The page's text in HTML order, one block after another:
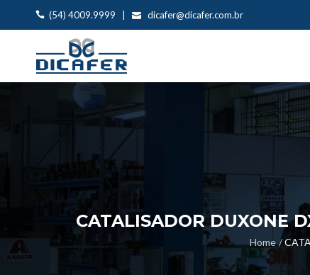
(54) 4009.9999 | dicafer@dicafer.com.br
CATALISADOR DUXONE
Home